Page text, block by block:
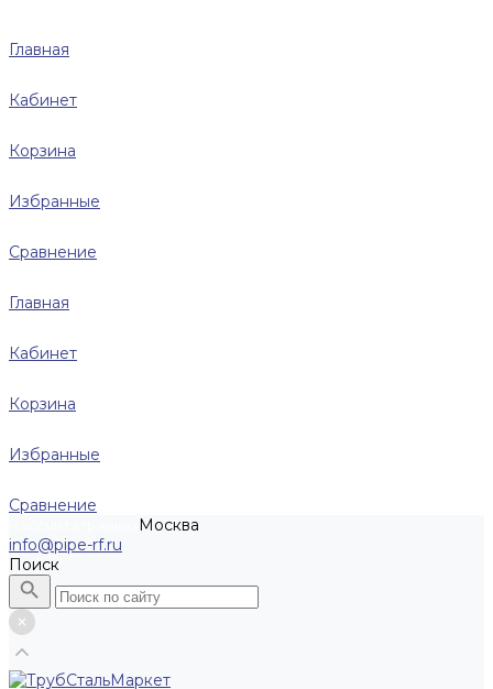
Главная
Кабинет
Корзина
Избранные
Сравнение
Главная
Кабинет
Корзина
Избранные
Сравнение
Москва
info@pipe-rf.ru
Поиск